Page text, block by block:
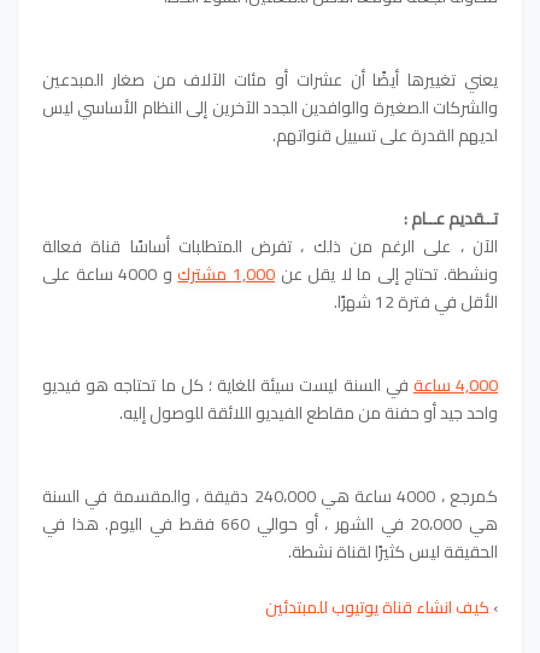
يعني تغييرها أيضًا أن عشرات أو مئات الآلاف من صغار المبدعين
والشركات الصغيرة والوافدين الجدد الآخرين إلى النظام الأساسي ليس
لديهم القدرة على تسييل قنواتهم.
تــقديم عــام :
الآن ، على الرغم من ذلك ، تفرض المتطلبات أساسًا قناة فعالة
ونشطة. تحتاج إلى ما لا يقل عن1,000 مشترك
و 4000 ساعة على
الأقل في فترة 12 شهرًا.
4,000 ساعة
في السنة ليست سيئة للغاية ؛ كل ما تحتاجه هو فيديو
واحد جيد أو حفنة من مقاطع الفيديو اللائقة للوصول إليه.
كمرجع ، 4000 ساعة هي 240،000 دقيقة ، والمقسمة في السنة
هي 20،000 في الشهر ، أو حوالي 660 فقط في اليوم. هذا في
الحقيقة ليس كثيرًا لقناة نشطة.
›كيف انشاء قناة يوتيوب للمبتدئين